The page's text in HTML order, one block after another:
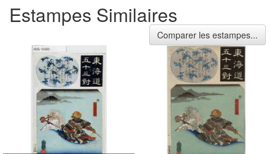
Estampes Similaires
Comparer les estampes...